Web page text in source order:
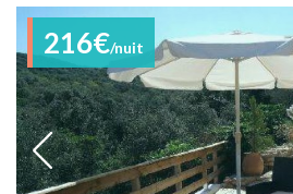
216€/nuit